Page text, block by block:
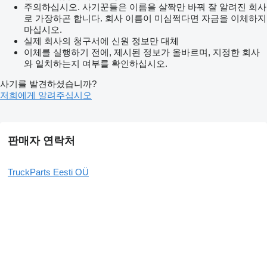
주의하십시오. 사기꾼들은 이름을 살짝만 바꿔 잘 알려진 회사
로 가장하곤 합니다. 회사 이름이 미심쩍다면 자금을 이체하지
마십시오.
실제 회사의 청구서에 신원 정보만 대체
이체를 실행하기 전에, 제시된 정보가 올바르며, 지정한 회사
와 일치하는지 여부를 확인하십시오.
사기를 발견하셨습니까?
저희에게 알려주십시오
판매자 연락처
TruckParts Eesti OÜ